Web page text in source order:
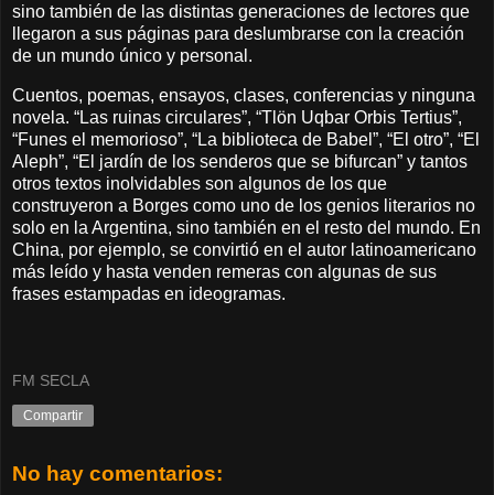
sino también de las distintas generaciones de lectores que
llegaron a sus páginas para deslumbrarse con la creación
de un mundo único y personal.
Cuentos, poemas, ensayos, clases, conferencias y ninguna
novela. “Las ruinas circulares”, “Tlön Uqbar Orbis Tertius”,
“Funes el memorioso”, “La biblioteca de Babel”, “El otro”, “El
Aleph”, “El jardín de los senderos que se bifurcan” y tantos
otros textos inolvidables son algunos de los que
construyeron a Borges como uno de los genios literarios no
solo en la Argentina, sino también en el resto del mundo. En
China, por ejemplo, se convirtió en el autor latinoamericano
más leído y hasta venden remeras con algunas de sus
frases estampadas en ideogramas.
FM SECLA
Compartir
No hay comentarios: